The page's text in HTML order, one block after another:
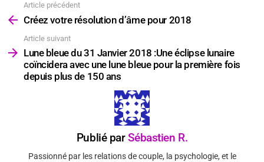
plus
Article précédent
Créez votre résolution d’âme pour 2018
Article suivant
Lune bleue du 31 Janvier 2018 :Une éclipse lunaire
coïncidera avec une lune bleue pour la première fois
depuis plus de 150 ans
Publié parSébastien R.
Passionné par les relations de couple, la psychologie, et le